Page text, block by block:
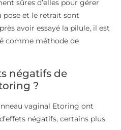
sûres d’elles pour gérer
pose et le retrait sont
avoir essayé la pilule, il est
comme méthode de
négatifs de
?
vaginal Etoring ont
négatifs, certains plus